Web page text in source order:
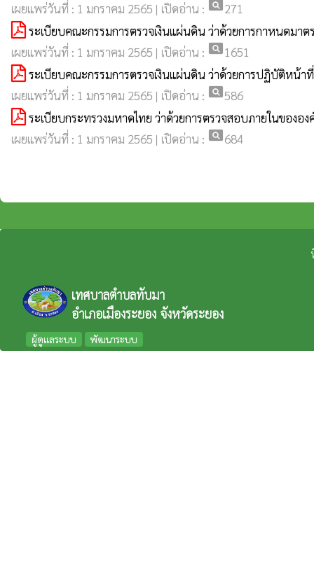
เผยแพร่วันที่ : 1 มกราคม 2565 | เปิดอ่าน : pageview271
ระเบียบคณะกรรมการตรวจเงินแผ่นดิน ว่าด้วยการกาหนดมา
เผยแพร่วันที่ : 1 มกราคม 2565 | เปิดอ่าน : pageview1651
ระเบียบคณะกรรมการตรวจเงินแผ่นดิน ว่าด้วยการปฏิบัติหน้า
เผยแพร่วันที่ : 1 มกราคม 2565 | เปิดอ่าน : pageview586
ระเบียบกระทรวงมหาดไทย ว่าด้วยการตรวจสอบภายในของ
เผยแพร่วันที่ : 1 มกราคม 2565 | เปิดอ่าน : pageview684
เทศบาลตำบลทับมา
อำเภอเมืองระยอง จังหวัดระยอง
ผู้ดูแลระบบ พัฒนาระบบ